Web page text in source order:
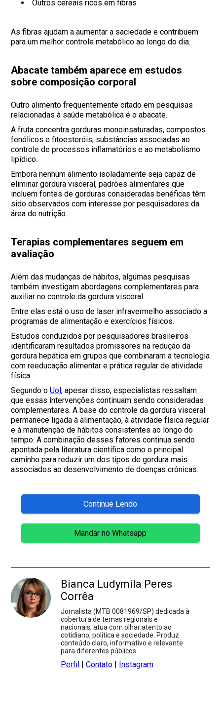
Outros cereais ricos em fibras
As fibras ajudam a aumentar a saciedade e contribuem
para um melhor controle metabólico ao longo do dia.
Abacate também aparece em estudos
sobre composição corporal
Outro alimento frequentemente citado em pesquisas
relacionadas à saúde metabólica é o abacate.
A fruta concentra gorduras monoinsaturadas, compostos
fenólicos e fitoesteróis, substâncias associadas ao
controle de processos inflamatórios e ao metabolismo
lipídico.
Embora nenhum alimento isoladamente seja capaz de
eliminar gordura visceral, padrões alimentares que
incluem fontes de gorduras consideradas benéficas têm
sido observados com interesse por pesquisadores da
área de nutrição.
Terapias complementares seguem em
avaliação
Além das mudanças de hábitos, algumas pesquisas
também investigam abordagens complementares para
auxiliar no controle da gordura visceral.
Entre elas está o uso de laser infravermelho associado a
programas de alimentação e exercícios físicos.
Estudos conduzidos por pesquisadores brasileiros
identificaram resultados promissores na redução da
gordura hepática em grupos que combinaram a tecnologia
com reeducação alimentar e prática regular de atividade
física.
Segundo oUol, apesar disso, especialistas ressaltam
que essas intervenções continuam sendo consideradas
complementares. A base do controle da gordura visceral
permanece ligada à alimentação, à atividade física regular
e à manutenção de hábitos consistentes ao longo do
tempo. A combinação desses fatores continua sendo
apontada pela literatura científica como o principal
caminho para reduzir um dos tipos de gordura mais
associados ao desenvolvimento de doenças crônicas.
Continue Lendo
Mandar no Whatsapp
Bianca Ludymila Peres
Corrêa
Jornalista (MTB 0081969/SP) dedicada à
cobertura de temas regionais e
nacionais, atua com olhar atento ao
cotidiano, política e sociedade. Produz
conteúdo claro, informativo e relevante
para diferentes públicos.
Perfil |Contato | Instagram